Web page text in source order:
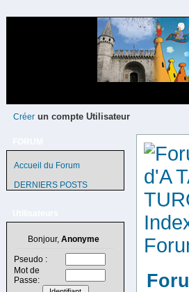
Créer un compte Utilisateur
Accueil du Forum
DERNIERS POSTS
Bonjour, Anonyme
Pseudo :
Mot de
Passe: